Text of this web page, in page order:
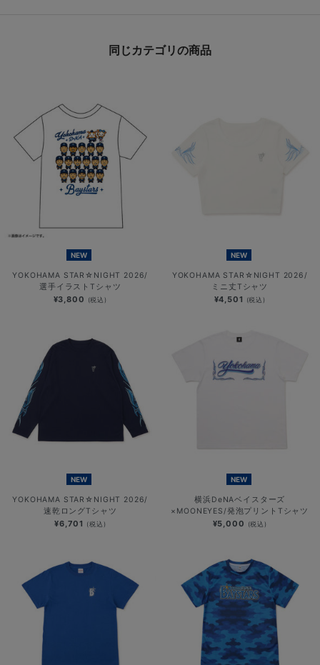
同じカテゴリの商品
NEW
YOKOHAMA STAR☆NIGHT 2026/
選手イラストTシャツ
¥3,800 (税込)
NEW
YOKOHAMA STAR☆NIGHT 2026/
ミニ丈Tシャツ
¥4,501 (税込)
NEW
YOKOHAMA STAR☆NIGHT 2026/
速乾ロングTシャツ
¥6,701 (税込)
NEW
横浜DeNAベイスターズ
×MOONEYES/発泡プリントTシャツ
¥5,000 (税込)